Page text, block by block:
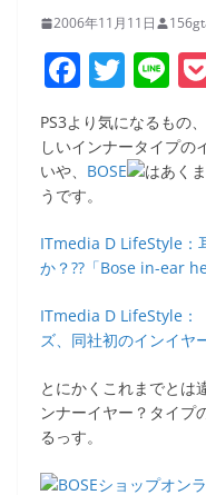
2006年11月11日
F
a
c
e
b
o
o
k
T
w
itt
er
Li
n
e
PS3より気になるもの
しいインナータイプの
いや、 BOSE
はあく
うです。
ITmedia D LifeStyle：
か？??「Bose in-ear
ITmedia D LifeStyle：
ズ、同社初のインイヤ
とにかくこれまでとは
ンナーイヤー？タイプ
るっす。